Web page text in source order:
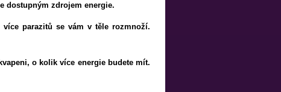
dostupným zdrojem energie.
parazitů se vám v těle rozmnoží.
o kolik více energie budete mít.